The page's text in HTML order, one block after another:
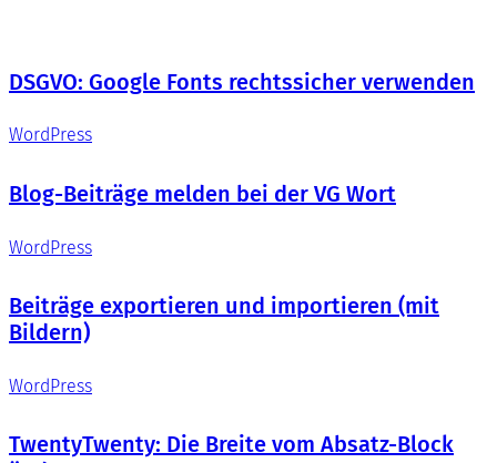
DSGVO: Google Fonts rechtssicher verwenden
WordPress
Blog-Beiträge melden bei der VG Wort
WordPress
Beiträge exportieren und importieren (mit
Bildern)
WordPress
TwentyTwenty: Die Breite vom Absatz-Block